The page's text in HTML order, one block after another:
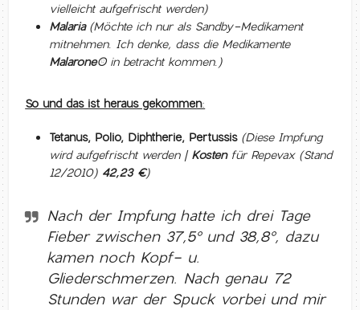
vielleicht aufgefrischt werden)
Malaria(Möchte ich nur als Sandby-Medikament
mitnehmen. Ich denke, dass die Medikamente
Malarone®in betracht kommen.)
So und das ist heraus gekommen:
Tetanus, Polio, Diphtherie, Pertussis(Diese Impfung
wird aufgefrischt werden | Kostenfür Repevax (Stand
12/2010) 42,23 €)
Nach der Impfung hatte ich drei Tage
Fieber zwischen 37,5° und 38,8°, dazu
kamen noch Kopf- u.
Gliederschmerzen. Nach genau 72
Stunden war der Spuck vorbei und mir